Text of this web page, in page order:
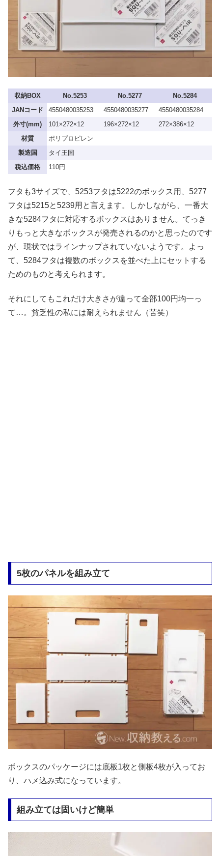
収納BOX No.5253 No.5277
No.5284
JANコード
4550480035253 4550480035277
4550480035284
外寸(mm)
101×272×12 196×272×12
272×386×12
材質
ポリプロピレン
製造国
タイ王国
税込価格
110円
フタも3サイズで、5253フタは5222のボックス用、5277
フタは5215と5239用と言えます。しかしながら、一番大
きな5284フタに対応するボックスはありません。てっき
りもっと大きなボックスが発売されるのかと思ったのです
が、現状ではラインナップされていないようです。よっ
て、5284フタは複数のボックスを並べた上にセットする
ためのものと考えられます。
それにしてもこれだけ大きさが違って全部100円均一っ
て…。貧乏性の私には耐えられません（苦笑）
5枚のパネルを組み立て
ボックスのパッケージには底板1枚と側板4枚が入ってお
り、ハメ込み式になっています。
組み立ては固いけど簡単